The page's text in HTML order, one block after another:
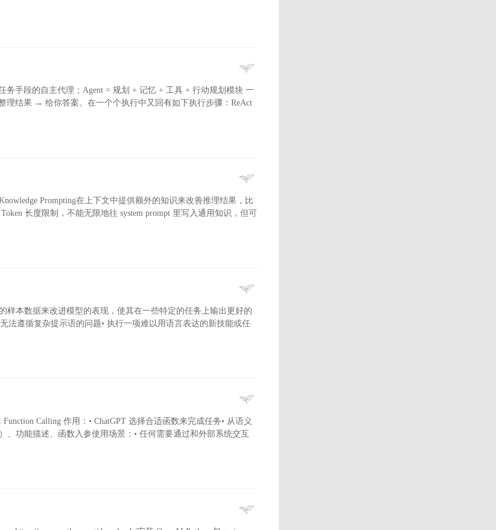
手段的自主代理；Agent = 规划 + 记忆 + 工具 + 行动规划模块 一
结果 → 给你答案。在一个个执行中又回有如下执行步骤：ReAct
Prompting在上下文中提供额外的知识来改善推理结果，比
长度限制，不能无限地往 system prompt 里写入通用知识，但可
样本数据来改进模型的表现，使其在一些特定的任务上输出更好的
法遵循复杂提示语的问题• 执行一项难以用语言表达的新技能或任
Calling 作用：• ChatGPT 选择合适函数来完成任务• 从语义
、功能描述、函数入参使用场景：• 任何需要通过和外部系统交互